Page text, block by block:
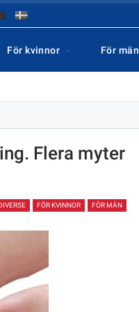
För kvinnor För män
Flera myter
FÖR KVINNOR FÖR MÄN